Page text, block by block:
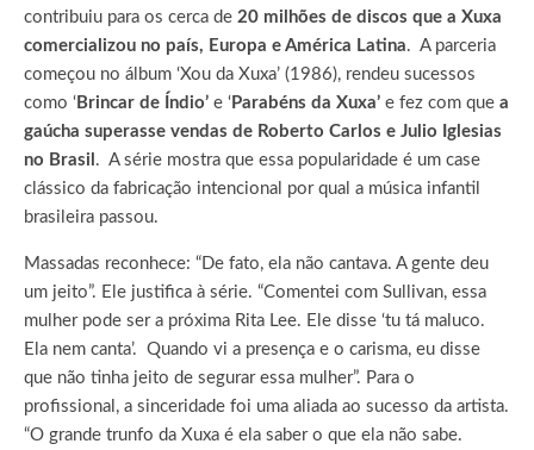
contribuiu para os cerca de 20 milhões de discos que a Xuxa
comercializou no país, Europa e América Latina. A parceria
começou no álbum ‘Xou da Xuxa’ (1986), rendeu sucessos
como ‘ Brincar de Índio’ e ‘ Parabéns da Xuxa’ e fez com que a
gaúcha superasse vendas de Roberto Carlos e Julio Iglesias
no Brasil . A série mostra que essa popularidade é um case
clássico da fabricação intencional por qual a música infantil
brasileira passou.
Massadas reconhece: “De fato, ela não cantava. A gente deu
um jeito”. Ele justifica à série. “Comentei com Sullivan, essa
mulher pode ser a próxima Rita Lee. Ele disse ‘tu tá maluco.
Ela nem canta’. Quando vi a presença e o carisma, eu disse
que não tinha jeito de segurar essa mulher”. Para o
profissional, a sinceridade foi uma aliada ao sucesso da artista.
“O grande trunfo da Xuxa é ela saber o que ela não sabe.